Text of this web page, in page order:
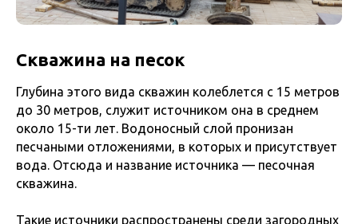
Скважина на песок
Глубина этого вида скважин колеблется с 15 метров
до 30 метров, служит источником она в среднем
около 15-ти лет. Водоносный слой пронизан
песчаными отложениями, в которых и присутствует
вода. Отсюда и название источника — песочная
скважина.
Такие источники распространены среди загородных